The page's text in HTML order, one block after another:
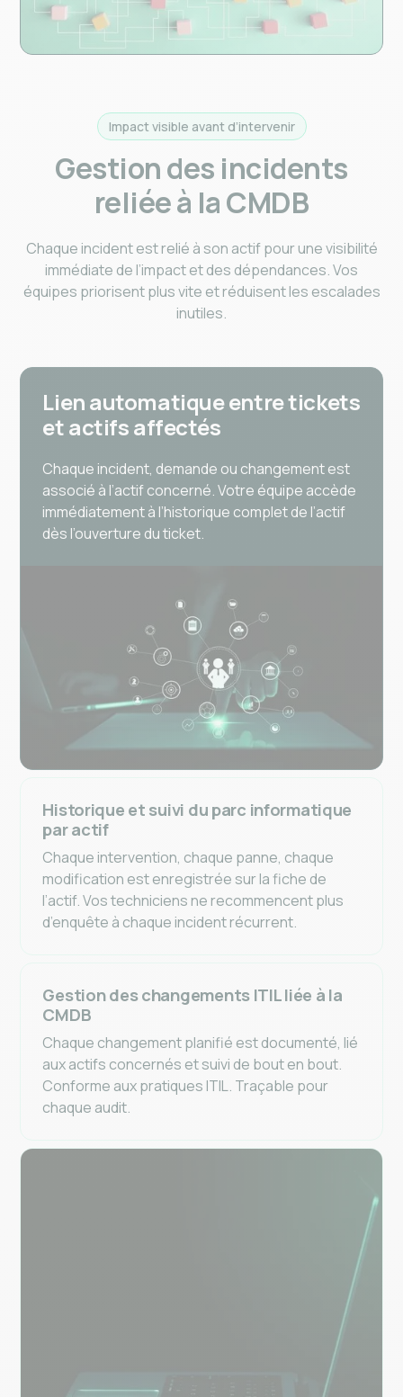
Impact visible avant d’intervenir
Gestion des incidents
reliée à la CMDB
Chaque incident est relié à son actif pour une visibilité
immédiate de l’impact et des dépendances. Vos
équipes priorisent plus vite et réduisent les escalades
inutiles.
Lien automatique entre tickets
et actifs affectés
Chaque incident, demande ou changement est
associé à l’actif concerné. Votre équipe accède
immédiatement à l’historique complet de l’actif
dès l’ouverture du ticket.
Historique et suivi du parc informatique
par actif
Chaque intervention, chaque panne, chaque
modification est enregistrée sur la fiche de
l’actif. Vos techniciens ne recommencent plus
d’enquête à chaque incident récurrent.
Gestion des changements ITIL liée à la
CMDB
Chaque changement planifié est documenté, lié
aux actifs concernés et suivi de bout en bout.
Conforme aux pratiques ITIL. Traçable pour
chaque audit.